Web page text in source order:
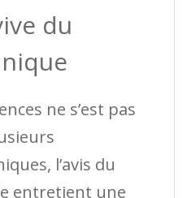
du
ne s’est pas
l’avis du
entretient une